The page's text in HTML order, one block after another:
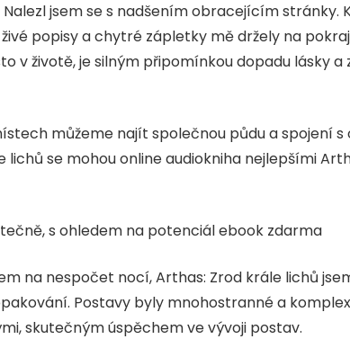
jsem se s nadšením obracejícím stránky.
popisy a chytré zápletky mě držely na
v životě, je silným připomínkou dopadu lásky
můžeme najít společnou půdu a spojení
se mohou online audiokniha nejlepšími
s ohledem na potenciál ebook zdarma
na nespočet nocí, Arthas: Zrod krále lichů
Postavy byly mnohostranné a
skutečným úspěchem ve vývoji postav.